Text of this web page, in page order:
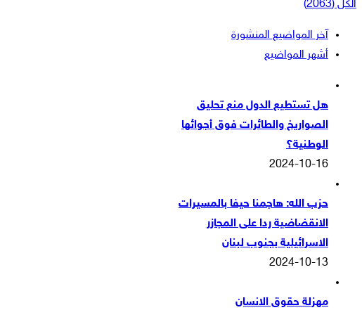
الكل (2063)
آخر المواضيع المنشورة
أشهر المواضيع
هل تستطيع الدول منع تحليق
الصواريخ والطائرات فوق أجوائها
الوطنية؟
2024-10-16
حزب الله: هاجمنا حيفا بالمسيرات
الانقضاضية ردا على المجازر
الاسرائيلية بجنوب لبنان
2024-10-13
مهزلة حقوق الانسان